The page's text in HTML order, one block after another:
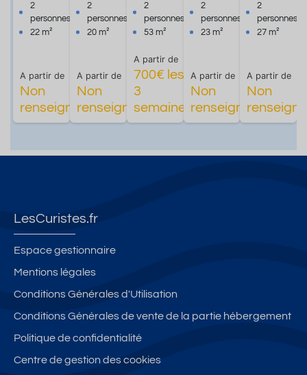
2
personnes
22 m²
A partir de
Non
renseigné
Plus
d'informations
2
personnes
20 m²
A partir de
Non
renseigné
Plus
d'informations
2
personnes
53 m²
A partir de
700€ les
3
semaines
Plus
d'informations
2
personnes
23 m²
A partir de
Non
renseigné
2
personnes
27 m²
A partir de
Non
renseigné
LesCuristes.fr
Espace gestionnaire
Mentions légales
Conditions Générales d'Utilisation
Conditions Générales de vente de la partie hébergement
Politique de confidentialité
Centre de gestion des cookies